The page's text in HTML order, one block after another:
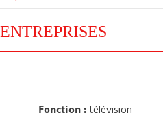
Fonction : télévision